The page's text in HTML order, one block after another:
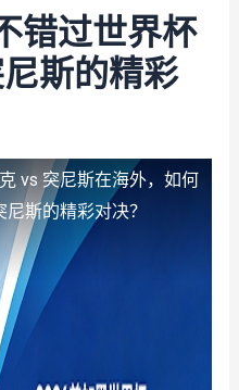
错过世界杯
斯的精彩
vs 突尼斯在海外，如何
斯的精彩对决？